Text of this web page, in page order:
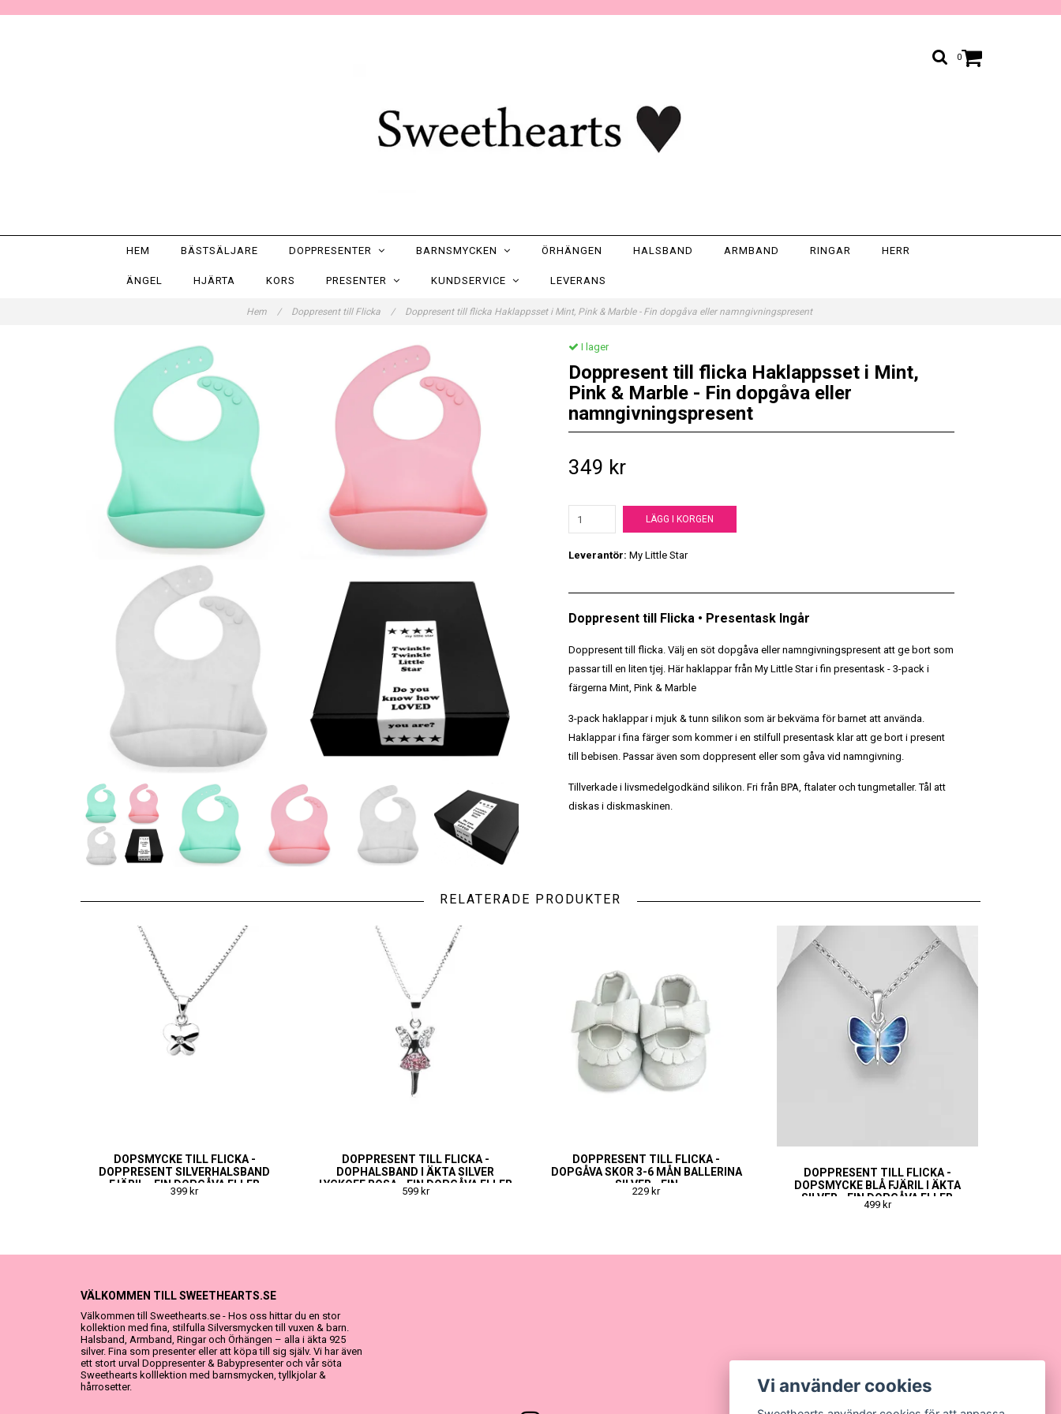
0
HEM BÄSTSÄLJARE DOPPRESENTER BARNSMYCKEN ÖRHÄNGEN HALSBAND ARMBAND RINGAR HERR
ÄNGEL HJÄRTA KORS PRESENTER KUNDSERVICE LEVERANS
Hem / Doppresent till Flicka / Doppresent till flicka Haklappsset i Mint, Pink & Marble - Fin dopgåva eller namngivningspresent
I lager
Doppresent till flicka Haklappsset i Mint,
Pink & Marble - Fin dopgåva eller
namngivningspresent
349 kr
LÄGG I KORGEN
Leverantör: My Little Star
Doppresent till Flicka • Presentask Ingår
Doppresent till flicka. Välj en söt dopgåva eller namngivningspresent att ge bort som
passar till en liten tjej. Här haklappar från My Little Star i fin presentask - 3-pack i
färgerna Mint, Pink & Marble
3-pack haklappar i mjuk & tunn silikon som är bekväma för barnet att använda.
Haklappar i fina färger som kommer i en stilfull presentask klar att ge bort i present
till bebisen. Passar även som doppresent eller som gåva vid namngivning.
Tillverkade i livsmedelgodkänd silikon. Fri från BPA, ftalater och tungmetaller. Tål att
diskas i diskmaskinen.
RELATERADE PRODUKTER
DOPSMYCKE TILL FLICKA -
DOPPRESENT SILVERHALSBAND
FJÄRIL - FIN DOPGÅVA ELLER
NAMNGIVNINGSPRESENT
399 kr
DOPPRESENT TILL FLICKA -
DOPHALSBAND I ÄKTA SILVER
LYCKOFE ROSA - FIN DOPGÅVA ELLER
NAMNGIVNINGSPRESENT
599 kr
DOPPRESENT TILL FLICKA -
DOPGÅVA SKOR 3-6 MÅN BALLERINA
SILVER - FIN
NAMNGIVNINGSPRESENT
229 kr
DOPPRESENT TILL FLICKA -
DOPSMYCKE BLÅ FJÄRIL I ÄKTA
SILVER - FIN DOPGÅVA ELLER
NAMNGIVNINGSPRESENT
499 kr
VÄLKOMMEN TILL SWEETHEARTS.SE
Välkommen till Sweethearts.se - Hos oss hittar du en stor
kollektion med fina, stilfulla Silversmycken till vuxen & barn.
Halsband, Armband, Ringar och Örhängen – alla i äkta 925
silver. Fina som presenter eller att köpa till sig själv. Vi har även
ett stort urval Doppresenter & Babypresenter och vår söta
Sweethearts kolllektion med barnsmycken, tyllkjolar &
hårrosetter.
Vi använder cookies